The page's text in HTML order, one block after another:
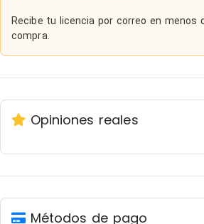
Recibe tu licencia por correo en menos
compra.
Opiniones reales
Métodos de pago